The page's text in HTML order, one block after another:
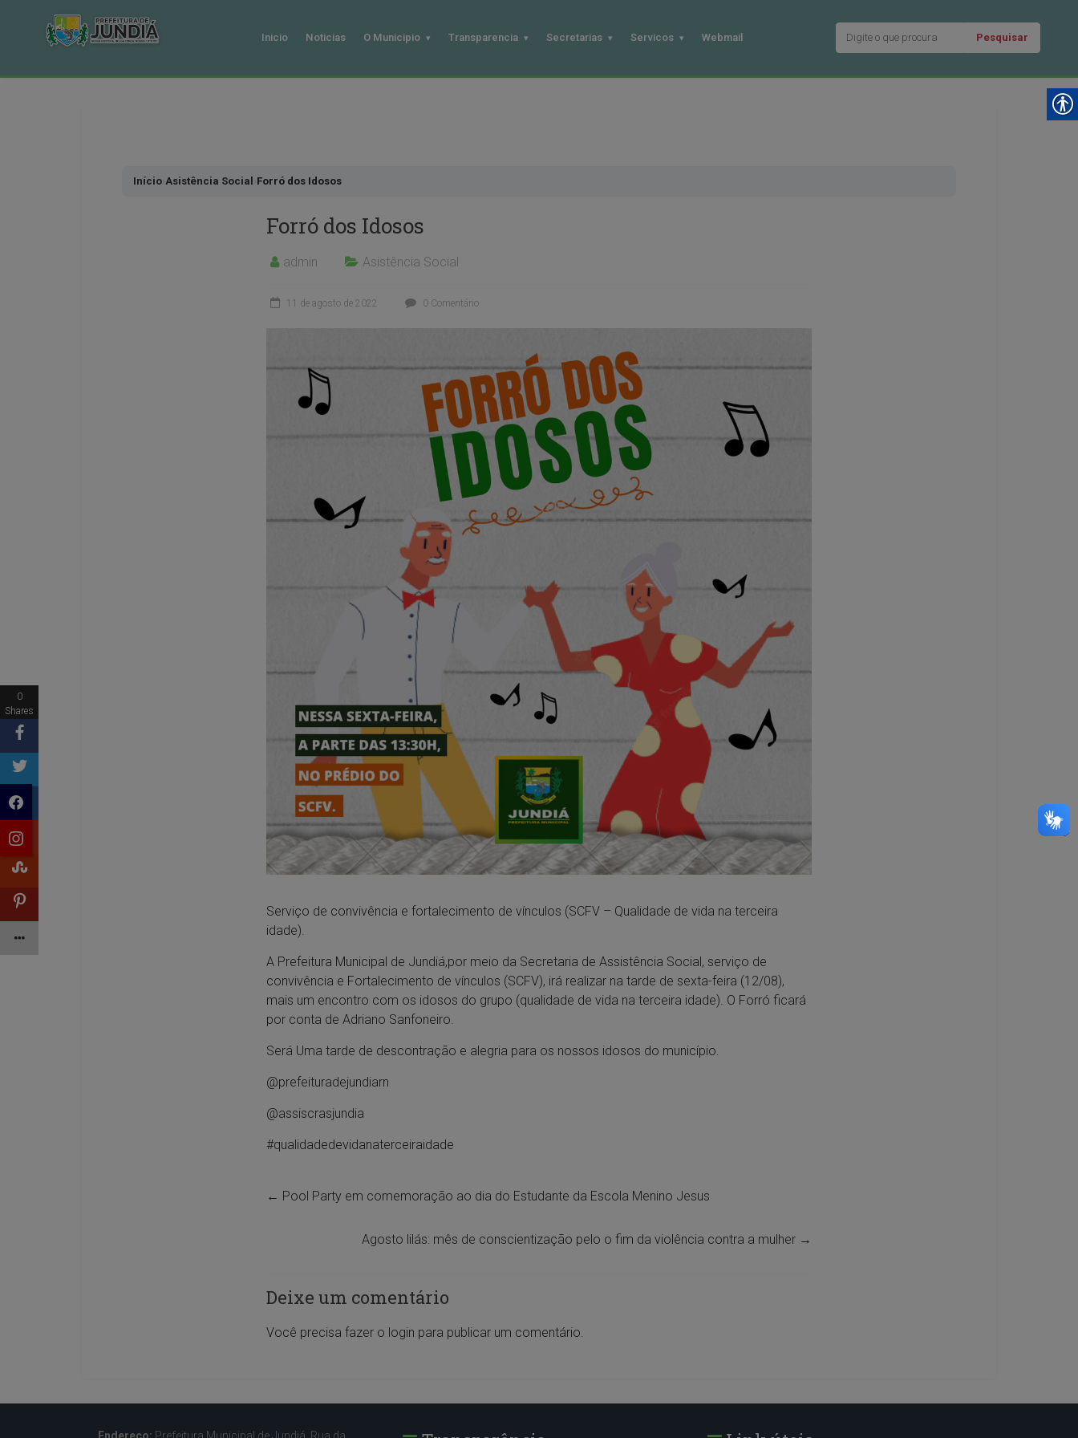
Inicio Noticias O Municipio Transparencia Secretarias Servicos Webmail Pesquisar
Início›Asistência Social ›Forró dos Idosos
Forró dos Idosos
admin Asistência Social
11 de agosto de 2022 0 Comentário
Serviço de convivência e fortalecimento de vínculos (SCFV – Qualidade de vida na terceira
idade).
A Prefeitura Municipal de Jundiá,por meio da Secretaria de Assistência Social, serviço de
convivência e Fortalecimento de vínculos (SCFV), irá realizar na tarde de sexta-feira (12/08),
mais um encontro com os idosos do grupo (qualidade de vida na terceira idade). O Forró ficará
por conta de Adriano Sanfoneiro.
Será Uma tarde de descontração e alegria para os nossos idosos do município.
@prefeituradejundiarn
@assiscrasjundia
#qualidadedevidanaterceiraidade
← Pool Party em comemoração ao dia do Estudante da Escola Menino Jesus
Agosto lilás: mês de conscientização pelo o fim da violência contra a mulher →
Deixe um comentário
Você precisa fazer o login para publicar um comentário.
Endereço: Prefeitura Municipal de Jundiá, Rua da
0
Shares